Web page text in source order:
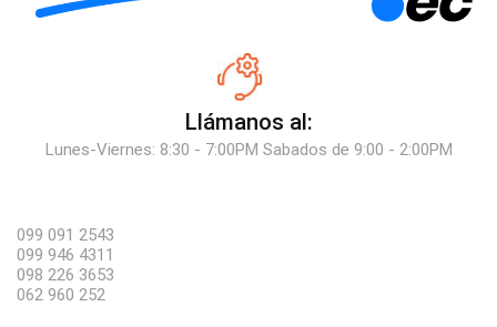
Llámanos al:
Lunes-Viernes: 8:30 - 7:00PM Sabados de 9:00 - 2:00PM
099 091 2543
099 946 4311
098 226 3653
062 960 252